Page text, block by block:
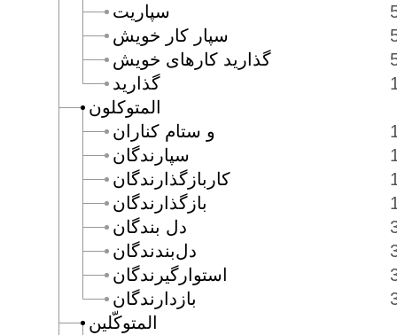
المتوكلون
المتوكّلين
سپاريت
سپار كار خويش
گذاريد كارهاى خويش
گذاريد
و ستام كناران
سپارندگان
كاربازگذارندگان
بازگذارندگان
دل بندگان
دل‌بندندگان
استوارگيرندگان
بازدارندگان